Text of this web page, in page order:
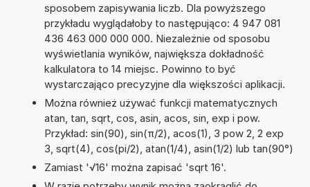
sposobem zapisywania liczb. Dla powyższego
przykładu wyglądałoby to następująco: 4 947 081
436 463 000 000 000. Niezależnie od sposobu
wyświetlania wyników, największa dokładność
kalkulatora to 14 miejsc. Powinno to być
wystarczająco precyzyjne dla większości aplikacji.
Można również używać funkcji matematycznych
atan, tan, sqrt, cos, asin, acos, sin, exp i pow.
Przykład: sin(90), sin(π/2), acos(1), 3 pow 2, 2 exp
3, sqrt(4), cos(pi/2), atan(1/4), asin(1/2) lub tan(90°)
Zamiast '√16' można zapisać 'sqrt 16'.